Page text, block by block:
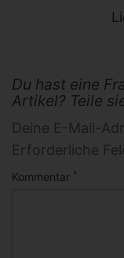
Du hast eine
Artikel? Teile
Deine E-Mail-
Erforderliche
Kommentar *